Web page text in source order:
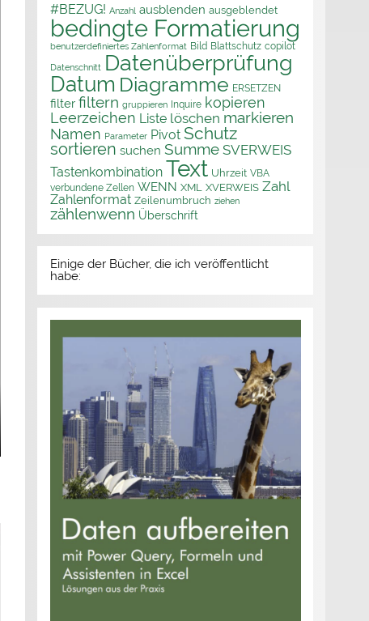
#BEZUG! Anzahl ausblenden ausgeblendet
bedingte Formatierung
benutzerdefiniertes Zahlenformat Bild Blattschutz copilot
Datenschnitt Datenüberprüfung
Datum Diagramme ERSETZEN
filter filtern gruppieren Inquire kopieren
Leerzeichen Liste löschen markieren
Namen Parameter Pivot Schutz
sortieren suchen Summe SVERWEIS
Tastenkombination Text Uhrzeit VBA
verbundene Zellen WENN XML XVERWEIS Zahl
Zahlenformat Zeilenumbruch ziehen
zählenwenn Überschrift
Einige der Bücher, die ich veröffentlicht
habe: